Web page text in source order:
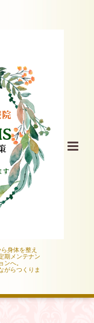
身体を整え
期メンテナン
へ。
がらつくりま